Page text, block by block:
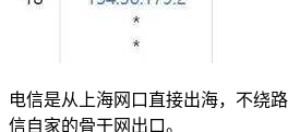
电信是从上海网口直接出海，不绕
信自家的骨干网出口。